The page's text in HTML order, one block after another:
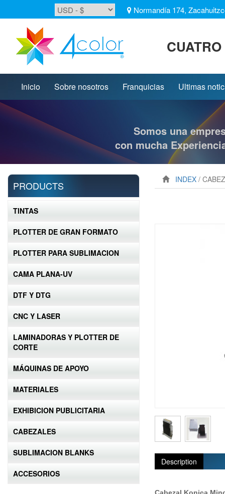
Normandía 174,
inicio Sobre nosotros Franquicias ultimas
Somos una
con mucha
PRODUCTS
TINTAS
PLOTTER DE GRAN FORMATO
PLOTTER PARA SUBLIMACION
CAMA PLANA-UV
DTF Y DTG
CNC Y LASER
LAMINADORAS Y PLOTTER DE
CORTE
MÁQUINAS DE APOYO
MATERIALES
EXHIBICION PUBLICITARIA
CABEZALES
SUBLIMACION BLANKS
ACCESORIOS
INDEX/
Description
Cabezal Konica